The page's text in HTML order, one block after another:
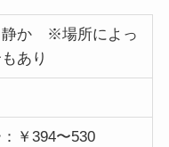
静か ※場所によっ
あり
￥394〜530